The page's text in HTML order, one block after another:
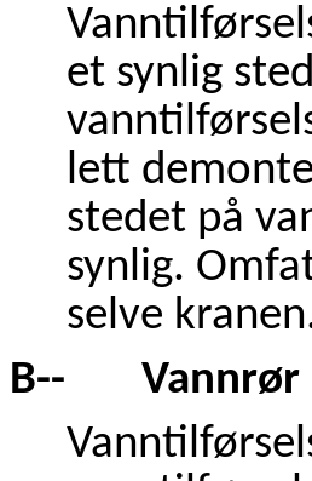
et synlig
lett
stedet på
synlig.
selve
B-- Vannrør